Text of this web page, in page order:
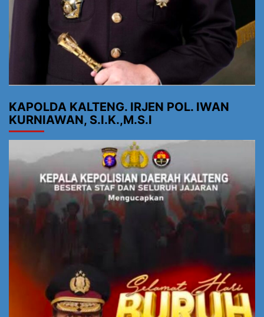
KAPOLDA KALTENG. IRJEN POL. IWAN
KURNIAWAN, S.I.K.,M.S.I